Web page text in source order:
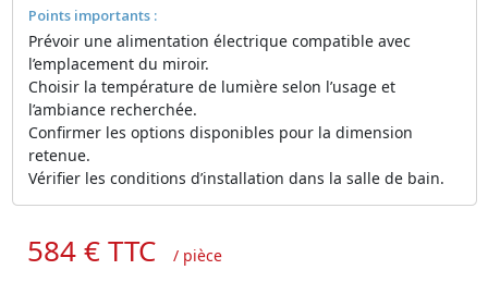
Points importants :
Prévoir une alimentation électrique compatible avec
l’emplacement du miroir.
Choisir la température de lumière selon l’usage et
l’ambiance recherchée.
Confirmer les options disponibles pour la dimension
retenue.
Vérifier les conditions d’installation dans la salle de bain.
584 € TTC / pièce